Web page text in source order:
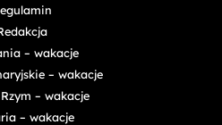
– wakacje
– wakacje
– wakacje
– wakacje